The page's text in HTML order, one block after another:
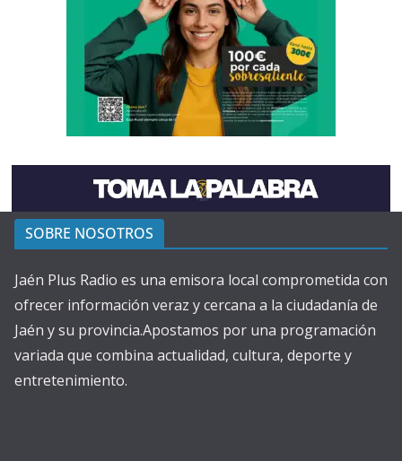
SOBRE NOSOTROS
Jaén Plus Radio es una emisora local comprometida con
ofrecer información veraz y cercana a la ciudadanía de
Jaén y su provincia.Apostamos por una programación
variada que combina actualidad, cultura, deporte y
entretenimiento.